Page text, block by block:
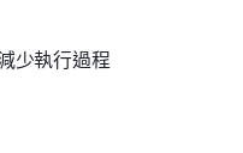
少執行過程